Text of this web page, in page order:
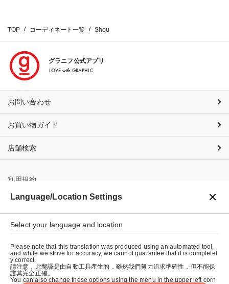
TOP コーディネート一覧 Shou
グラニフ公式アプリ
LOVE with GRAPHIC
お問い合わせ
お買い物ガイド
店舗検索
利用規約
プライバシーポリシー
特定商取引法に基づく表示
会社概要
Language/Location Settings
Select your language and location
Please note that this translation was produced using an automated tool,
and while we strive for accuracy, we cannot guarantee that it is completel
y correct.
請注意，此翻譯是由自動工具產生的，雖然我們努力追求準確性，但不能保
證其完全正確。
You can also change these options using the menu in the upper left corn